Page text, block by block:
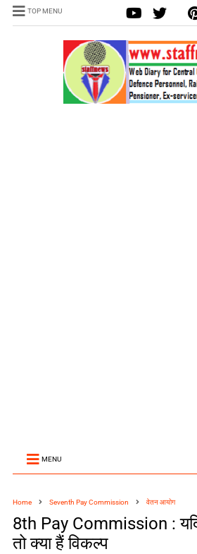
TOP MENU
MENU
Home Seventh Pay Commission वेतन आयोग
8th Pay Commission :
तो क्‍या हैं विकल्‍प